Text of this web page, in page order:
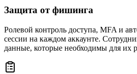
Защита от фишинга
Ролевой контроль доступа, MFA и
сессии на каждом аккаунте.
данные, которые необходимы для их